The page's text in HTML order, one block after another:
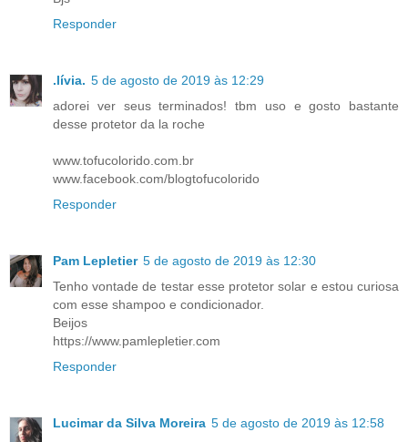
Responder
.lívia. 5 de agosto de 2019 às 12:29
adorei ver seus terminados! tbm uso e gosto bastante
desse protetor da la roche
www.tofucolorido.com.br
www.facebook.com/blogtofucolorido
Responder
Pam Lepletier 5 de agosto de 2019 às 12:30
Tenho vontade de testar esse protetor solar e estou curiosa
com esse shampoo e condicionador.
Beijos
https://www.pamlepletier.com
Responder
Lucimar da Silva Moreira 5 de agosto de 2019 às 12:58